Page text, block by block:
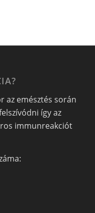
az emésztés során
így az
immunreakciót